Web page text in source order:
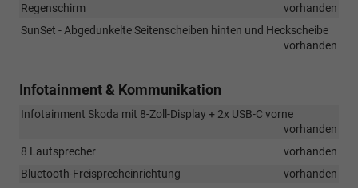
Regenschirm
vorhanden
SunSet - Abgedunkelte Seitenscheiben hinten und Heckscheibe
vorhanden
Infotainment & Kommunikation
Infotainment Skoda mit 8-Zoll-Display + 2x USB-C vorne
vorhanden
8 Lautsprecher
vorhanden
Bluetooth-Freisprecheinrichtung
vorhanden